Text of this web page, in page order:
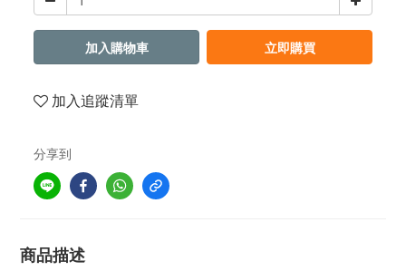
加入購物車 立即購買
加入追蹤清單
分享到
商品描述